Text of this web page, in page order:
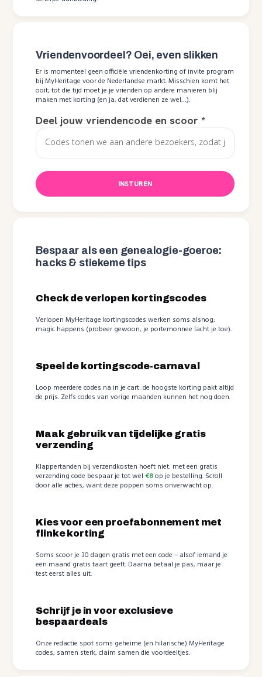
Vriendenvoordeel? Oei, even slikken
Er is momenteel geen officiële vriendenkorting of invite program
bij MyHeritage voor de Nederlandse markt. Misschien komt het
ooit; tot die tijd moet je je vrienden op andere manieren blij
maken met korting (en ja, dat verdienen ze wel…).
Deel jouw vriendencode en scoor*
INSTUREN
Bespaar als een genealogie-goeroe:
hacks & stiekeme tips
Check de verlopen kortingscodes
Verlopen MyHeritage kortingscodes werken soms alsnog;
magic happens (probeer gewoon, je portemonnee lacht je toe).
Speel de kortingscode-carnaval
Loop meerdere codes na in je cart: de hoogste korting pakt altijd
de prijs. Zelfs codes van vorige maanden kunnen het nog doen.
Maak gebruik van tijdelijke gratis
verzending
Klappertanden bij verzendkosten hoeft niet: met een gratis
verzending code bespaar je tot wel€8op je bestelling. Scroll
door alle acties, want deze poppen soms onverwacht op.
Kies voor een proefabonnement met
flinke korting
Soms scoor je 30 dagen gratis met een code – alsof iemand je
een maand gratis taart geeft. Daarna betaal je pas, maar je
test eerst alles uit.
Schrijf je in voor exclusieve
bespaardeals
Onze redactie spot soms geheime (en hilarische) MyHeritage
codes; samen sterk, claim samen die voordeeltjes.